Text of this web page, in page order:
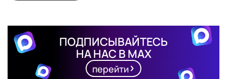
ПОДПИСЫВАЙТЕСЬ
НА НАС В MAX
перейти